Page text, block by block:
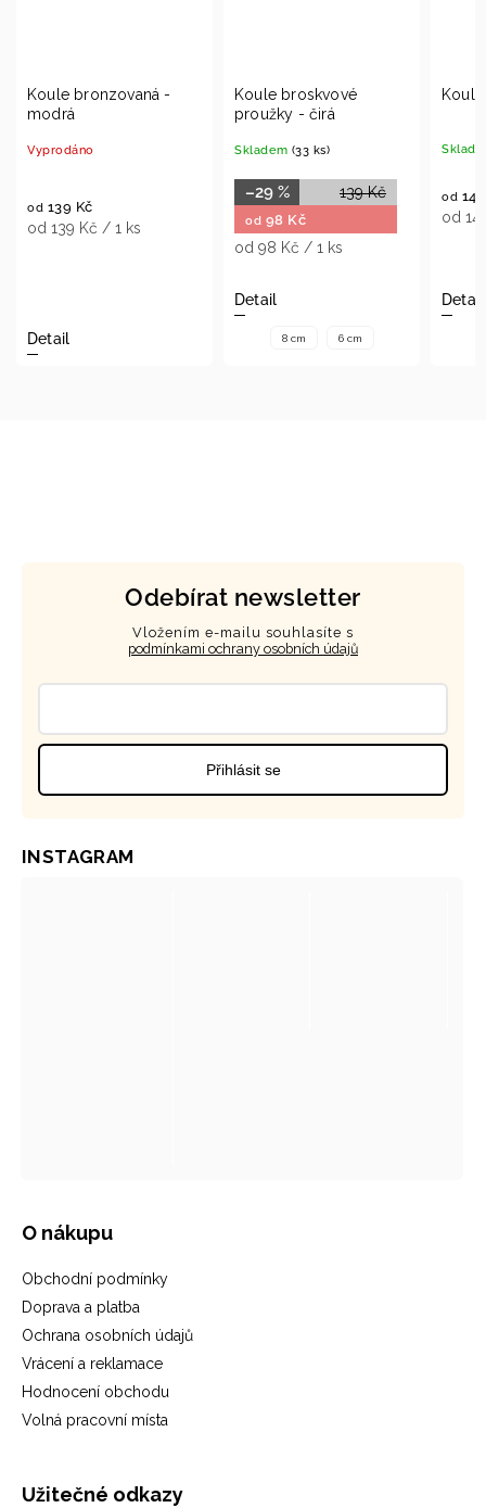
bronzovaná -
139 Kč
139 Kč / 1 ks
Koule broskvové
proužky - čirá
Skladem (33 ks)
139 Kč
–29 %
98 Kč
od 98 Kč / 1 ks
Detail
Koule síť
Skladem (6
149 Kč
od 149
Detail
Odebírat newsletter
Vložením e-mailu souhlasíte s
podmínkami ochrany osobních údajů
Přihlásit se
O nákupu
Obchodní podmínky
Doprava a platba
Ochrana osobních údajů
Vrácení a reklamace
Hodnocení obchodu
Volná pracovní místa
Užitečné odkazy
INSTAGRAM